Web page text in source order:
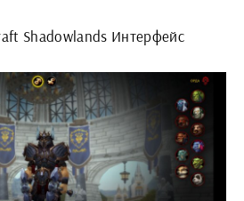
Shadowlands Интерфейс